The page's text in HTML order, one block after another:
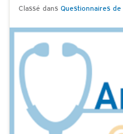
Classé dans Questionnaires